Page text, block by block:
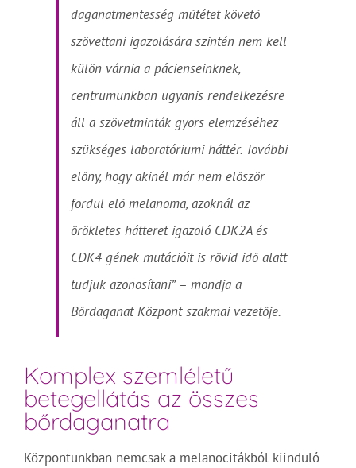
daganatmentesség műtétet követő
szövettani igazolására szintén nem kell
külön várnia a pácienseinknek,
centrumunkban ugyanis rendelkezésre
áll a szövetminták gyors elemzéséhez
szükséges laboratóriumi háttér. További
előny, hogy akinél már nem először
fordul elő melanoma, azoknál az
örökletes hátteret igazoló CDK2A és
CDK4 gének mutációit is rövid idő alatt
tudjuk azonosítani” – mondja a
Bőrdaganat Központ szakmai vezetője.
Komplex szemléletű
betegellátás az összes
bőrdaganatra
Központunkban nemcsak a melanocitákból kiinduló